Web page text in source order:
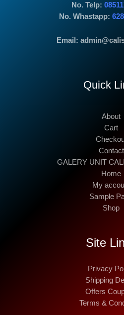
No. Telp:
No. Whastapp:
Email:
Quick
About
Cart
Contact
GALERY UNIT
Home
My
Sample
Shop
Site
Privacy
Shipping
Offers
Terms &